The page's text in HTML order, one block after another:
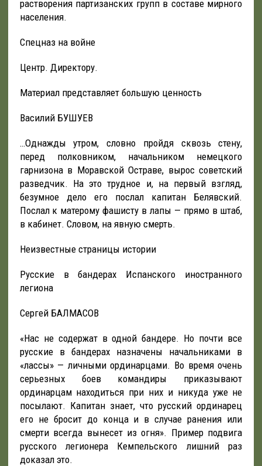
растворения партизанских групп в составе мирного
населения.
Спецназ на войне
Центр. Директору.
Материал представляет большую ценность
Василий БУШУЕВ
…Однажды утром, словно пройдя сквозь стену,
перед полковником, начальником немецкого
гарнизона в Моравской Остраве, вырос советский
разведчик. На это трудное и, на первый взгляд,
безумное дело его послал капитан Белявский.
Послал к матерому фашисту в лапы — прямо в штаб,
в кабинет. Словом, на явную смерть.
Неизвестные страницы истории
Русские в бандерах Испанского иностранного
легиона
Сергей БАЛМАСОВ
«Нас не содержат в одной бандере. Но почти все
русские в бандерах назначены начальниками в
«лассы» — личными ординарцами. Во время очень
серьезных боев командиры приказывают
ординарцам находиться при них и никуда уже не
посылают. Капитан знает, что русский ординарец
его не бросит до конца и в случае ранения или
смерти всегда вынесет из огня». Пример подвига
русского легионера Кемпельского лишний раз
доказал это.